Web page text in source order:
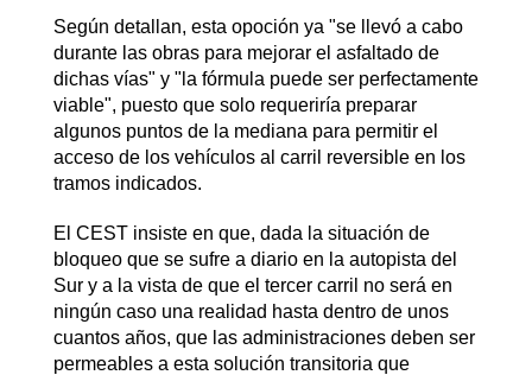
Según detallan, esta opoción ya "se llevó a cabo
durante las obras para mejorar el asfaltado de
dichas vías" y "la fórmula puede ser perfectamente
viable", puesto que solo requeriría preparar
algunos puntos de la mediana para permitir el
acceso de los vehículos al carril reversible en los
tramos indicados.
El CEST insiste en que, dada la situación de
bloqueo que se sufre a diario en la autopista del
Sur y a la vista de que el tercer carril no será en
ningún caso una realidad hasta dentro de unos
cuantos años, que las administraciones deben ser
permeables a esta solución transitoria que